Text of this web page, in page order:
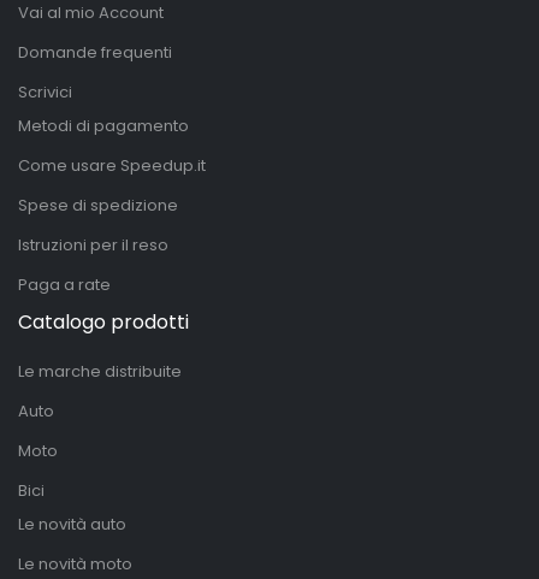
Vai al mio Account
Domande frequenti
Scrivici
Metodi di pagamento
Come usare Speedup.it
Spese di spedizione
Istruzioni per il reso
Paga a rate
Catalogo prodotti
Le marche distribuite
Auto
Moto
Bici
Le novità auto
Le novità moto